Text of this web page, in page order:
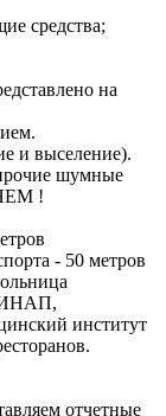
средства;
на
и выселение).
шумные
!
- 50 метров
институт
отчетные